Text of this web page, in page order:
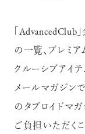
「AdvancedClub
の一覧、プレミ
クルーシブアイ
メールマガジンで
のタブロイドマ
ご負担いただく